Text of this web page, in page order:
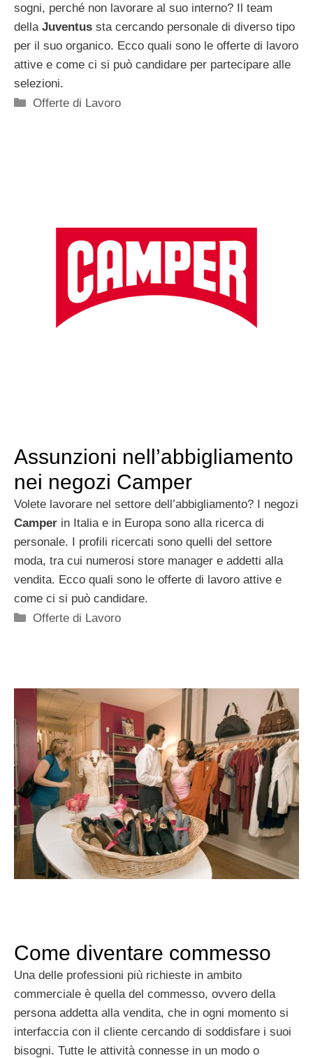
sogni, perché non lavorare al suo interno? Il team
della Juventus sta cercando personale di diverso tipo
per il suo organico. Ecco quali sono le offerte di lavoro
attive e come ci si può candidare per partecipare alle
selezioni.
Categorie
Offerte di Lavoro
Assunzioni nell’abbigliamento
nei negozi Camper
Volete lavorare nel settore dell’abbigliamento? I negozi
Camper in Italia e in Europa sono alla ricerca di
personale. I profili ricercati sono quelli del settore
moda, tra cui numerosi store manager e addetti alla
vendita. Ecco quali sono le offerte di lavoro attive e
come ci si può candidare.
Categorie
Offerte di Lavoro
Come diventare commesso
Una delle professioni più richieste in ambito
commerciale è quella del commesso, ovvero della
persona addetta alla vendita, che in ogni momento si
interfaccia con il cliente cercando di soddisfare i suoi
bisogni. Tutte le attività connesse in un modo o